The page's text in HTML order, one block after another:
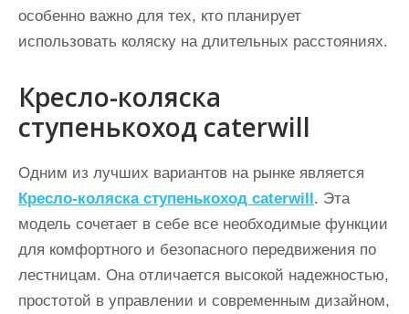
особенно важно для тех, кто планирует
использовать коляску на длительных расстояниях.
Кресло-коляска
ступенькоход caterwill
Одним из лучших вариантов на рынке является
Кресло-коляска ступенькоход caterwill. Эта
модель сочетает в себе все необходимые функции
для комфортного и безопасного передвижения по
лестницам. Она отличается высокой надежностью,
простотой в управлении и современным дизайном,